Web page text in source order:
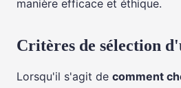
manière efficace et éthique.
Critères de sélection
Lorsqu'il s'agit de comment